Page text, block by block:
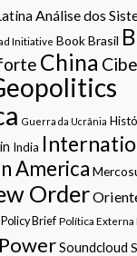
Análise dos
Initiative BookBrasil
China
Guerra da Ucrânia
India
America
Order
Policy Brief Política
Soundcloud